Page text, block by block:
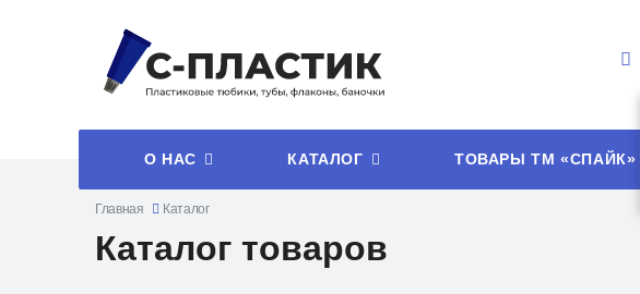
О НАС КАТАЛОГ ТОВАРЫ ТМ «СПАЙК»
Главная Каталог
Каталог товаров